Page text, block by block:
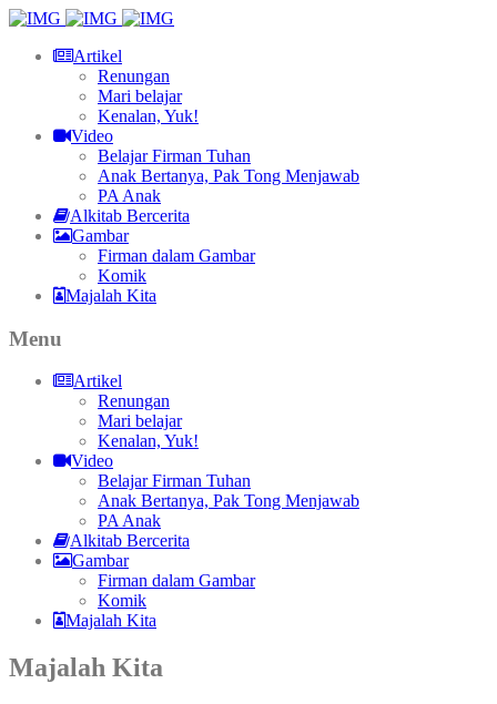
Artikel
Renungan
Mari belajar
Kenalan, Yuk!
Video
Belajar Firman Tuhan
Anak Bertanya, Pak Tong Menjawab
PA Anak
Alkitab Bercerita
Gambar
Firman dalam Gambar
Komik
Majalah Kita
Menu
Artikel
Renungan
Mari belajar
Kenalan, Yuk!
Video
Belajar Firman Tuhan
Anak Bertanya, Pak Tong Menjawab
PA Anak
Alkitab Bercerita
Gambar
Firman dalam Gambar
Komik
Majalah Kita
Majalah Kita